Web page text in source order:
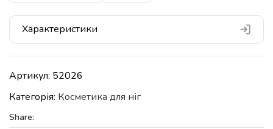
Характеристики
Артикул: 52026
Категорія: Косметика для ніг
Share: